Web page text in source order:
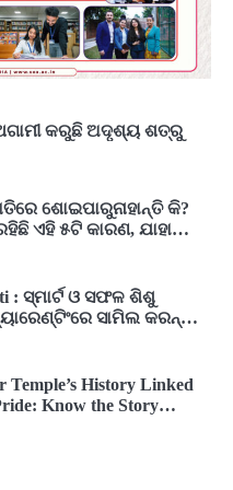
କରୁଛି ଅଦୃଶ୍ୟ ଶତ୍ରୁ
ଶୋଇପାରୁନାହାନ୍ତି କି?
ଏହି ୫ଟି କାରଣ, ଯାହା
: ସ୍ମାର୍ଟ ଓ ସଫଳ ଶିଶୁ
ସାମିଲ କରନ୍ତୁ
କଥା
History Linked
Know the Story
Foot Shiva Statue by the
ପାଣି, ହୀରାକୁଦରେ ୧୨ ଗେଟ୍